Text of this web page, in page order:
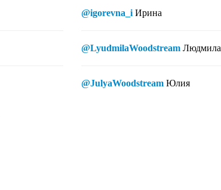
@igorevna_i Ирина
@LyudmilaWoodstream Людмила
@JulyaWoodstream Юлия